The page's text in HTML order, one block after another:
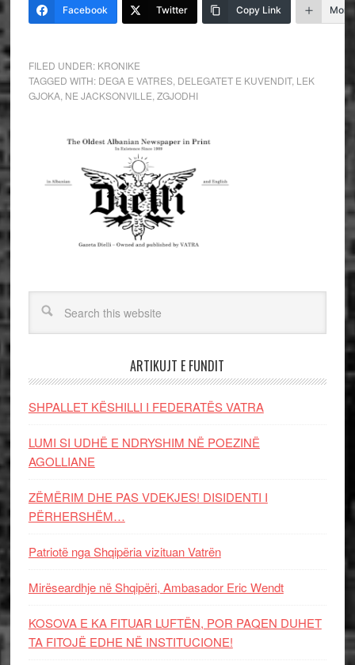
Facebook Twitter Copy Link More
FILED UNDER: KRONIKE
TAGGED WITH: DEGA E VATRES, DELEGATET E KUVENDIT, LEK
GJOKA, NE JACKSONVILLE ZGJODHI
ARTIKUJT E FUNDIT
SHPALLET KËSHILLI I FEDERATËS VATRA
LUMI SI UDHË E NDRYSHIM NË POEZINË
AGOLLIANE
ZËMËRIM DHE PAS VDEKJES! DISIDENTI I
PËRHERSHËM…
Patriotë nga Shqipëria vizituan Vatrën
Mirëseardhje në Shqipëri, Ambasador Eric Wendt
KOSOVA E KA FITUAR LUFTËN, POR PAQEN DUHET
TA FITOJË EDHE NË INSTITUCIONE!